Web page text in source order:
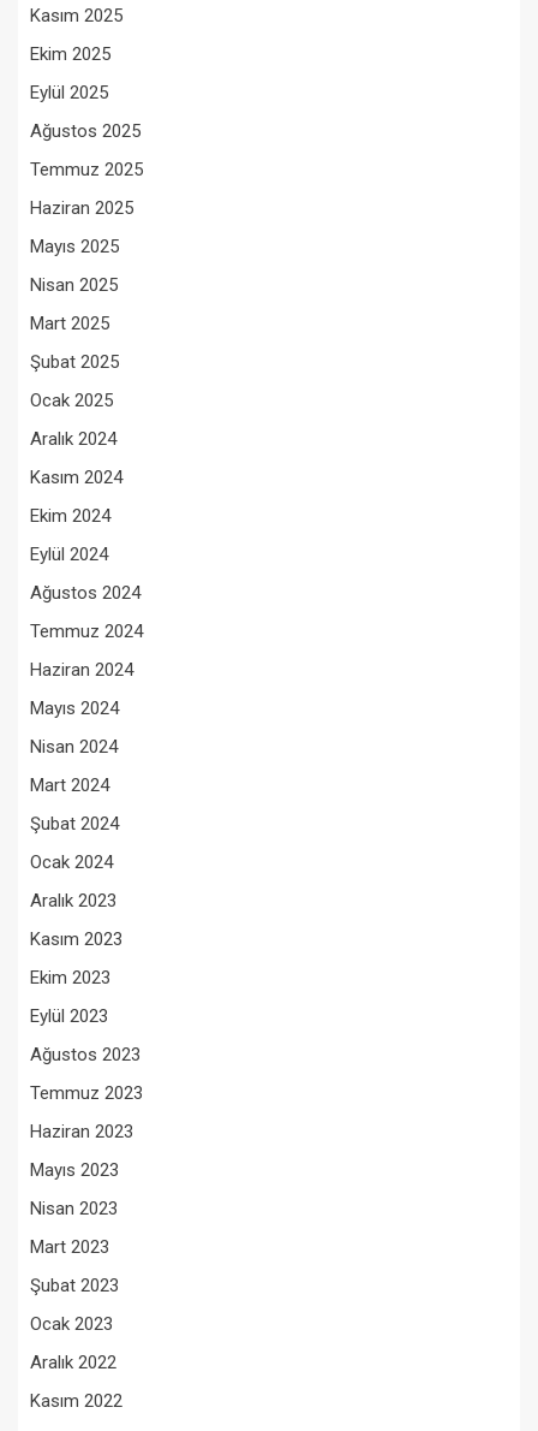
Kasım 2025
Ekim 2025
Eylül 2025
Ağustos 2025
Temmuz 2025
Haziran 2025
Mayıs 2025
Nisan 2025
Mart 2025
Şubat 2025
Ocak 2025
Aralık 2024
Kasım 2024
Ekim 2024
Eylül 2024
Ağustos 2024
Temmuz 2024
Haziran 2024
Mayıs 2024
Nisan 2024
Mart 2024
Şubat 2024
Ocak 2024
Aralık 2023
Kasım 2023
Ekim 2023
Eylül 2023
Ağustos 2023
Temmuz 2023
Haziran 2023
Mayıs 2023
Nisan 2023
Mart 2023
Şubat 2023
Ocak 2023
Aralık 2022
Kasım 2022